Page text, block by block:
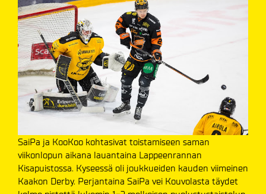
SaiPa ja KooKoo kohtasivat toistamiseen saman
viikonlopun aikana lauantaina Lappeenrannan
Kisapuistossa. Kyseessä oli joukkueiden kauden viimeinen
Kaakon Derby. Perjantaina SaiPa vei Kouvolasta täydet